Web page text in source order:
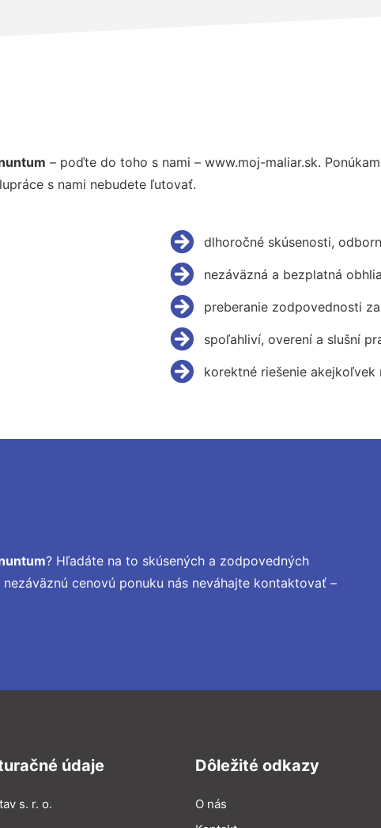
– poďte do toho s nami – www.moj-maliar.sk.
s nami nebudete ľutovať.
dlhoročné skúsenosti,
nezáväzná a bezplatná
preberanie zodpovednosti
spoľahliví, overení a slušní
korektné riešenie akejkoľvek
? Hľadáte na to skúsených a zodpovedných
cenovú ponuku nás neváhajte kontaktovať –
údaje
s. r. o.
Dôležité odkazy
O nás